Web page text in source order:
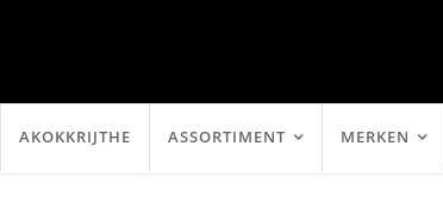
AKOKKRIJTHE ASSORTIMENT MERKEN